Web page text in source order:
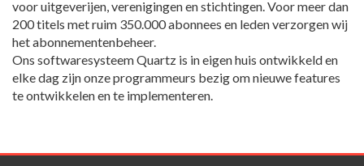
voor uitgeverijen, verenigingen en stichtingen. Voor meer dan
200 titels met ruim 350.000 abonnees en leden verzorgen wij
het abonnementenbeheer.
Ons softwaresysteem Quartz is in eigen huis ontwikkeld en
elke dag zijn onze programmeurs bezig om nieuwe features
te ontwikkelen en te implementeren.